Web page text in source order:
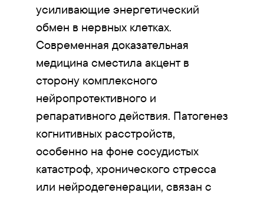
усиливающие энергетический
обмен в нервных клетках.
Современная доказательная
медицина сместила акцент в
сторону комплексного
нейропротективного и
репаративного действия. Патогенез
когнитивных расстройств,
особенно на фоне сосудистых
катастроф, хронического стресса
или нейродегенерации, связан с